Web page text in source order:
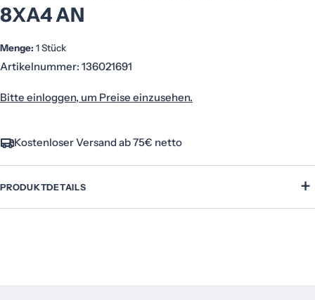
8XA4 AN
Menge: 1 Stück
Artikelnummer: 136021691
Bitte einloggen, um Preise einzusehen.
Kostenloser Versand ab 75€ netto
PRODUKTDETAILS +